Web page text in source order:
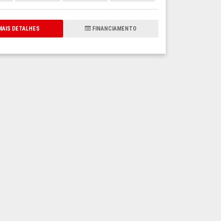
DETALHES FINANCIAMENTO